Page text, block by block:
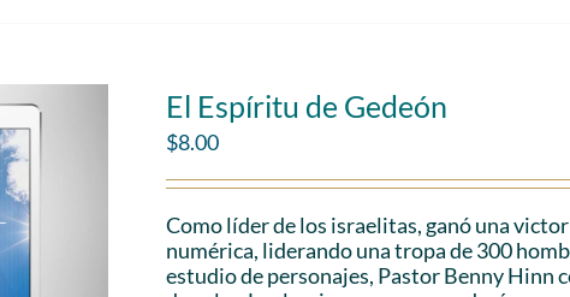
El Espíritu de Gedeón
$8.00
Como líder de los israelitas, ganó una
numérica, liderando una tropa de 300
estudio de personajes, Pastor Benny Hinn